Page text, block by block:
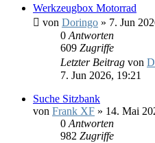
Werkzeugbox Motorrad
von Doringo » 7. Jun
0 Antworten
609 Zugriffe
Letzter Beitrag von
7. Jun 2026, 19:21
Suche Sitzbank
von Frank XF » 14. Mai
0 Antworten
982 Zugriffe